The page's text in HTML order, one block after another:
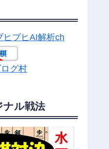
ヒブヒAI解析ch
グ村
ナル戦法